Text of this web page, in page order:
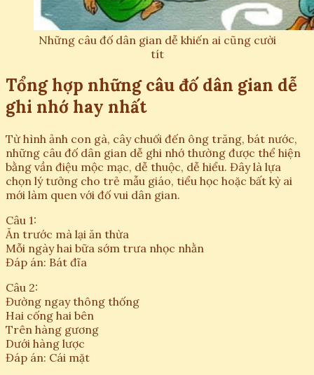
Những câu đố dân gian dễ khiến ai cũng cười
tít
Tổng hợp những câu đố dân gian dễ
ghi nhớ hay nhất
Từ hình ảnh con gà, cây chuối đến ông trăng, bát nước,
những câu đố dân gian dễ ghi nhớ thường được thể hiện
bằng vần điệu mộc mạc, dễ thuộc, dễ hiểu. Đây là lựa
chọn lý tưởng cho trẻ mẫu giáo, tiểu học hoặc bất kỳ ai
mới làm quen với đố vui dân gian.
Câu 1:
Ăn trước mà lại ăn thừa
Mỗi ngày hai bữa sớm trưa nhọc nhằn
Đáp án: Bát đĩa
Câu 2:
Đường ngay thông thống
Hai cống hai bên
Trên hàng gương
Dưới hàng lược
Đáp án: Cái mặt